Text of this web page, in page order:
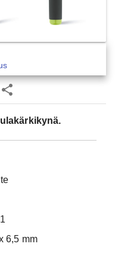
share
6,5 mm